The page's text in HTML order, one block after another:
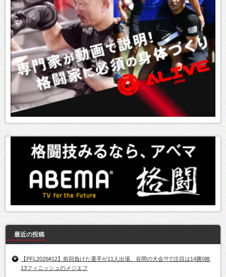
最近の投稿
【PFL2026#12】前回負けた選手が11人出場、谷間の大会?!で注目は14勝0敗
13フィニッシュのメジエフ